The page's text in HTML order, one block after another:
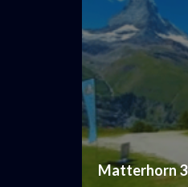
Matterhorn 3